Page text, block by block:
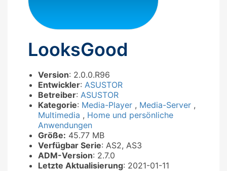
LooksGood
Version: 2.0.0.R96
Entwickler: ASUSTOR
Betreiber: ASUSTOR
Kategorie: Media-Player , Media-Server ,
Multimedia , Home und persönliche
Anwendungen
Größe: 45.77 MB
Verfügbar Serie: AS2, AS3
ADM-Version: 2.7.0
Letzte Aktualisierung: 2021-01-11